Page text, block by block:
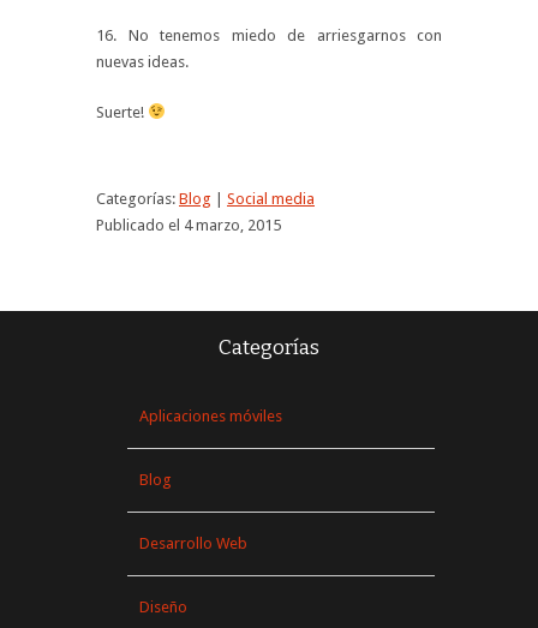
16. No tenemos miedo de arriesgarnos con
nuevas ideas.
Suerte!
Categorías: Blog | Social media
Publicado el 4 marzo, 2015
Categorías
Aplicaciones móviles
Blog
Desarrollo Web
Diseño